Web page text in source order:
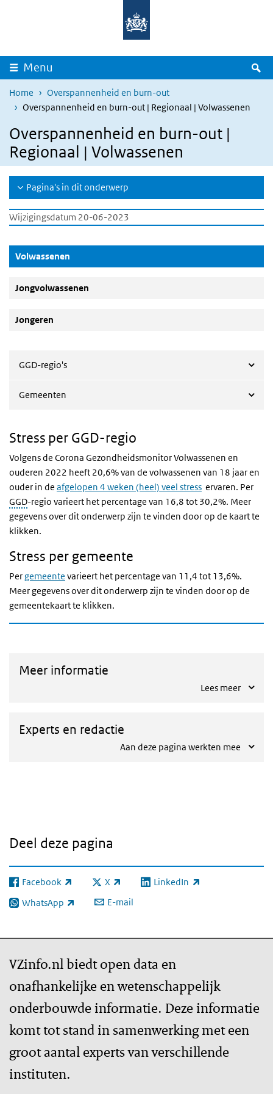
Overslaan en naar de inhoud gaan
Menu
Home
Overspannenheid en burn-out
Overspannenheid en burn-out | Regionaal | Volwassenen
Overspannenheid en burn-out |
Regionaal | Volwassenen
Pagina's in dit onderwerp
Wijzigingsdatum 20-06-2023
Volwassenen
Jongvolwassenen
Jongeren
GGD-regio's
Gemeenten
Stress per GGD-regio
Volgens de Corona Gezondheidsmonitor Volwassenen en
ouderen 2022 heeft 20,6% van de volwassenen van 18 jaar en
ouder in de afgelopen 4 weken (heel) veel stress ervaren. Per
GGD-regio varieert het percentage van 16,8 tot 30,2%. Meer
gegevens over dit onderwerp zijn te vinden door op de kaart te
klikken.
Stress per gemeente
Pergemeente varieert het percentage van 11,4 tot 13,6%.
Meer gegevens over dit onderwerp zijn te vinden door op de
gemeentekaart te klikken.
Meer informatie
Lees meer
Experts en redactie
Aan deze pagina werkten mee
Deel deze pagina
Facebook
(externe link) X
(externe link) LinkedIn
(externe link)
WhatsApp
(externe link) E-mail
VZinfo.nl biedt open data en
onafhankelijke en wetenschappelijk
onderbouwde informatie. Deze informatie
komt tot stand in samenwerking met een
groot aantal experts van verschillende
instituten.